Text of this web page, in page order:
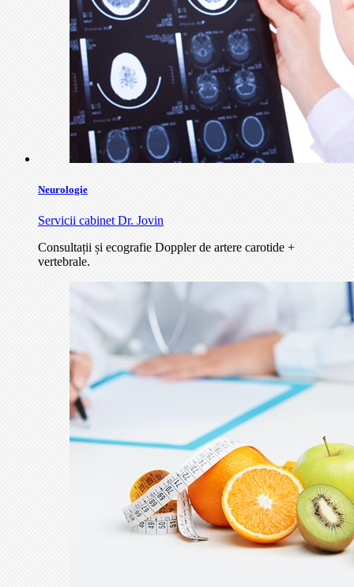
Neurologie
Servicii cabinet Dr. Jovin
Consultații și ecografie Doppler de artere carotide +
vertebrale.